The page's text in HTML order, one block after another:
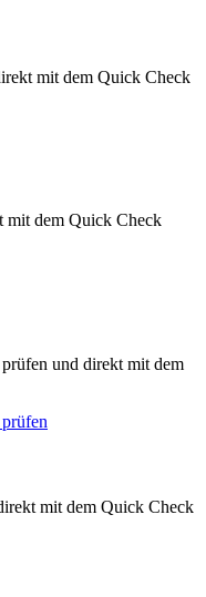
mit dem Quick Check
mit dem Quick Check
und direkt mit dem
prüfen
mit dem Quick Check